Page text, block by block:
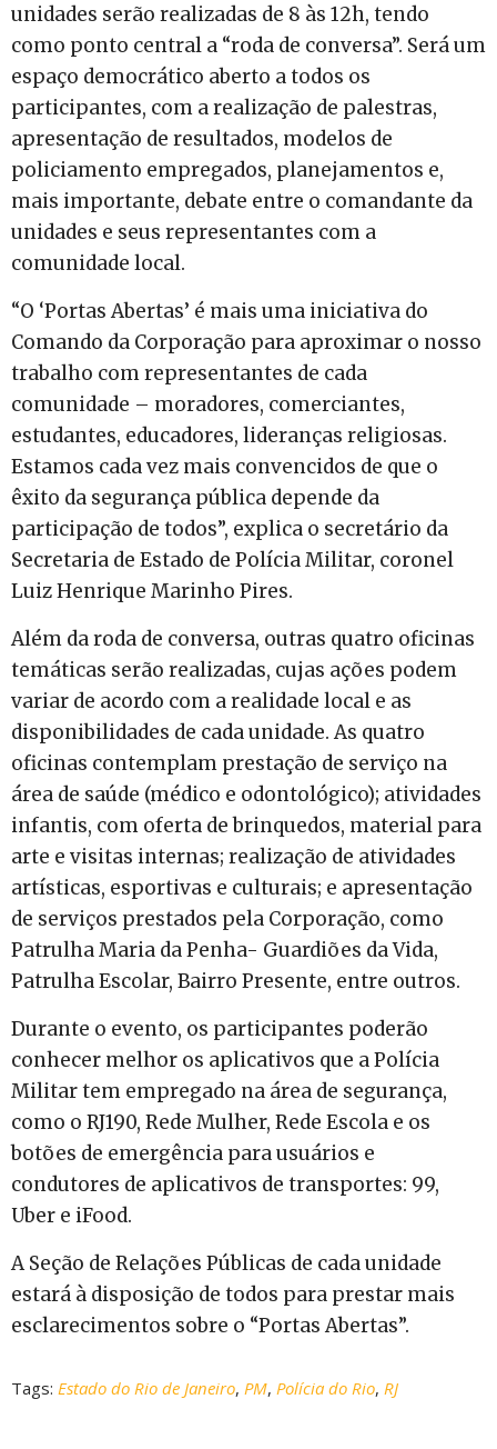
unidades serão realizadas de 8 às 12h, tendo
como ponto central a “roda de conversa”. Será um
espaço democrático aberto a todos os
participantes, com a realização de palestras,
apresentação de resultados, modelos de
policiamento empregados, planejamentos e,
mais importante, debate entre o comandante da
unidades e seus representantes com a
comunidade local.
“O ‘Portas Abertas’ é mais uma iniciativa do
Comando da Corporação para aproximar o nosso
trabalho com representantes de cada
comunidade – moradores, comerciantes,
estudantes, educadores, lideranças religiosas.
Estamos cada vez mais convencidos de que o
êxito da segurança pública depende da
participação de todos”, explica o secretário da
Secretaria de Estado de Polícia Militar, coronel
Luiz Henrique Marinho Pires.
Além da roda de conversa, outras quatro oficinas
temáticas serão realizadas, cujas ações podem
variar de acordo com a realidade local e as
disponibilidades de cada unidade. As quatro
oficinas contemplam prestação de serviço na
área de saúde (médico e odontológico); atividades
infantis, com oferta de brinquedos, material para
arte e visitas internas; realização de atividades
artísticas, esportivas e culturais; e apresentação
de serviços prestados pela Corporação, como
Patrulha Maria da Penha- Guardiões da Vida,
Patrulha Escolar, Bairro Presente, entre outros.
Durante o evento, os participantes poderão
conhecer melhor os aplicativos que a Polícia
Militar tem empregado na área de segurança,
como o RJ190, Rede Mulher, Rede Escola e os
botões de emergência para usuários e
condutores de aplicativos de transportes: 99,
Uber e iFood.
A Seção de Relações Públicas de cada unidade
estará à disposição de todos para prestar mais
esclarecimentos sobre o “Portas Abertas”.
Tags: Estado do Rio de Janeiro, PM, Polícia do Rio, RJ